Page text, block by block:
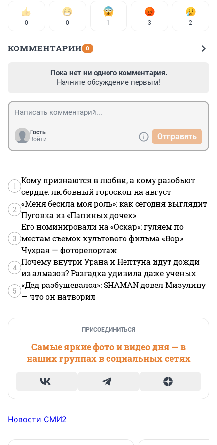
0 0 1 3 2
КОММЕНТАРИИ 0
Пока нет ни одного комментария.
Начните обсуждение первым!
Гость
Войти
Отправить
1
Кому признаются в любви, а кому разобьют
сердце: любовный гороскоп на август
2
«Меня бесила моя роль»: как сегодня выглядит
Пуговка из «Папиных дочек»
3
Его номинировали на «Оскар»: гуляем по
местам съемок культового фильма «Вор»
Чухрая — фоторепортаж
4
Почему внутри Урана и Нептуна идут дожди
из алмазов? Разгадка удивила даже ученых
5
«Дед разбушевался»: SHAMAN довел Мизулину
— что он натворил
ПРИСОЕДИНИТЬСЯ
Самые яркие фото и видео дня — в
наших группах в социальных сетях
Новости СМИ2